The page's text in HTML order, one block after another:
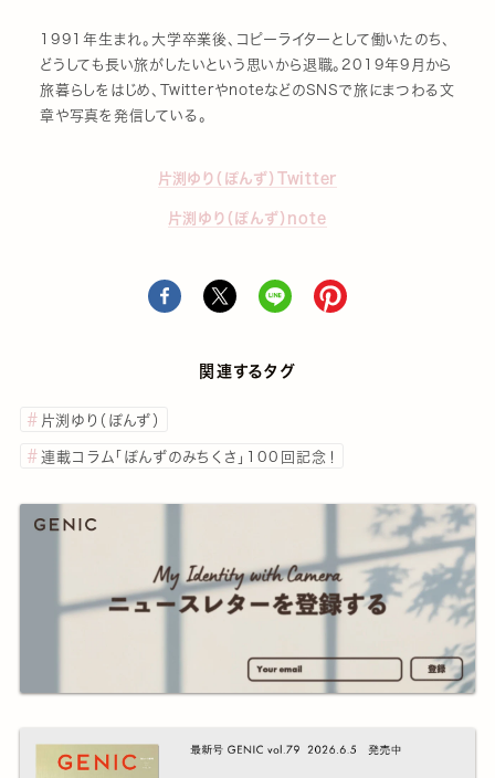
1991年生まれ。大学卒業後、コピーライターとして働いたのち、
どうしても長い旅がしたいという思いから退職。2019年9月から
旅暮らしをはじめ、TwitterやnoteなどのSNSで旅にまつわる文
章や写真を発信している。
片渕ゆり（ぽんず）Twitter
片渕ゆり（ぽんず）note
関連するタグ
片渕ゆり（ぽんず）
連載コラム「ぽんずのみちくさ」100回記念！